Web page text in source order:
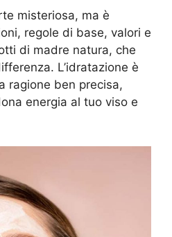
misteriosa, ma è
regole di base, valori e
di madre natura, che
L’idratazione è
ragione ben precisa,
energia al tuo viso e